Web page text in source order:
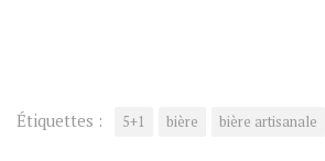
Étiquettes : 5+1 bière bière artisanale